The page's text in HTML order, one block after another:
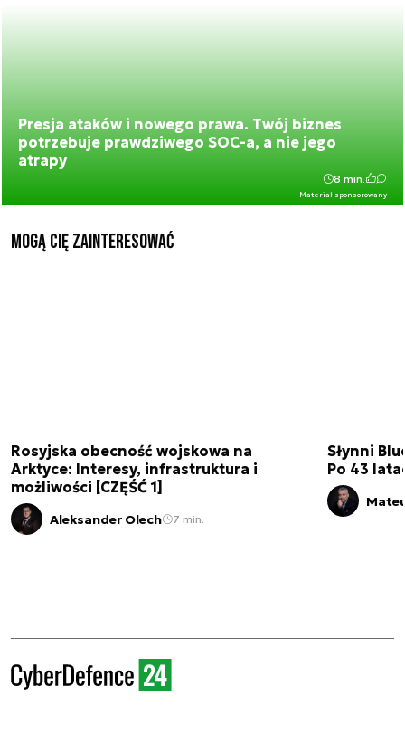
Presja ataków i nowego prawa. Twój biznes
potrzebuje prawdziwego SOC-a, a nie jego
atrapy
Materiał sponsorowany
8 min.
Mogą Cię zainteresować
Rosyjska obecność wojskowa na
Arktyce: Interesy, infrastruktura i
możliwości [CZĘŚĆ 1]
Aleksander Olech 7 min.
Słynni
Po 43